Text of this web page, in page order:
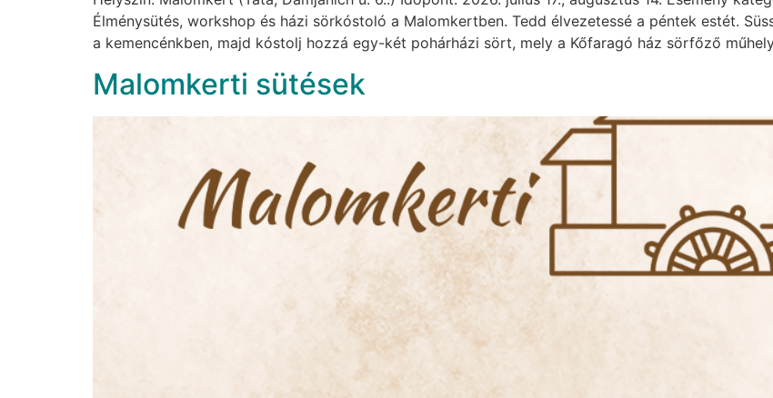
Élménysütés, workshop és házi sörkóstoló a Malomkertben. Tedd élvezetessé a péntek estét.
a kemencénkben, majd kóstolj hozzá egy-két pohárházi sört, mely a Kőfaragó ház sörfőző
Malomkerti sütések